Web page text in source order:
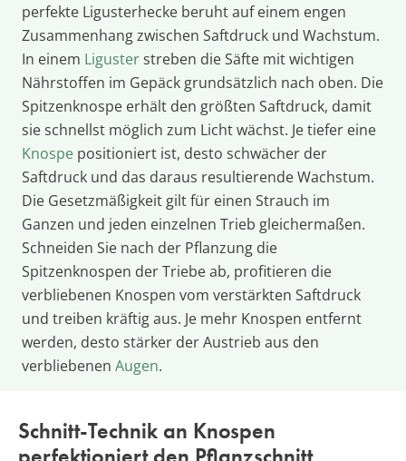
perfekte Ligusterhecke beruht auf einem engen
Zusammenhang zwischen Saftdruck und Wachstum.
In einem Ligusterstreben die Säfte mit wichtigen
Nährstoffen im Gepäck grundsätzlich nach oben. Die
Spitzenknospe erhält den größten Saftdruck, damit
sie schnellst möglich zum Licht wächst. Je tiefer eine
Knospe positioniert ist, desto schwächer der
Saftdruck und das daraus resultierende Wachstum.
Die Gesetzmäßigkeit gilt für einen Strauch im
Ganzen und jeden einzelnen Trieb gleichermaßen.
Schneiden Sie nach der Pflanzung die
Spitzenknospen der Triebe ab, profitieren die
verbliebenen Knospen vom verstärkten Saftdruck
und treiben kräftig aus. Je mehr Knospen entfernt
werden, desto stärker der Austrieb aus den
verbliebenen Augen.
Schnitt-Technik an Knospen